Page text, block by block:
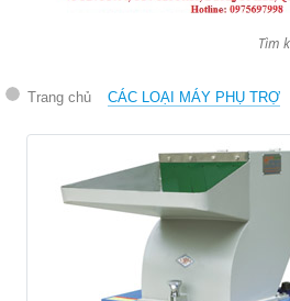
tức Trang chủ CÁC LOẠI MÁY PHỤ TRỢ